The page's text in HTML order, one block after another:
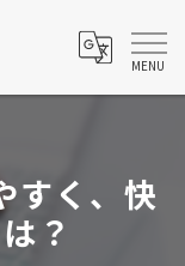
すく、快
？